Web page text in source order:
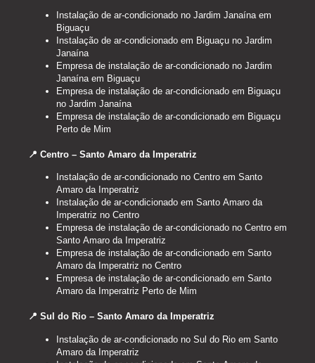
Instalação de ar-condicionado no Jardim Janaína em
Biguaçu
Instalação de ar-condicionado em Biguaçu no Jardim
Janaína
Empresa de instalação de ar-condicionado no Jardim
Janaína em Biguaçu
Empresa de instalação de ar-condicionado em Biguaçu
no Jardim Janaína
Empresa de instalação de ar-condicionado em Biguaçu
Perto de Mim
📍 Centro – Santo Amaro da Imperatriz
Instalação de ar-condicionado no Centro em Santo
Amaro da Imperatriz
Instalação de ar-condicionado em Santo Amaro da
Imperatriz no Centro
Empresa de instalação de ar-condicionado no Centro em
Santo Amaro da Imperatriz
Empresa de instalação de ar-condicionado em Santo
Amaro da Imperatriz no Centro
Empresa de instalação de ar-condicionado em Santo
Amaro da Imperatriz Perto de Mim
📍 Sul do Rio – Santo Amaro da Imperatriz
Instalação de ar-condicionado no Sul do Rio em Santo
Amaro da Imperatriz